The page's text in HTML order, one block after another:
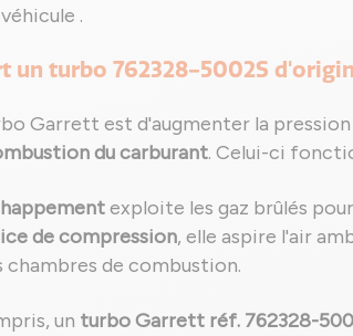
.
un turbo 762328-5002S
Garrett est d'augmenter la
du carburant. Celui-ci
exploite les gaz brûlés
de compression, elle aspire l'air
chambres de combustion.
un turbo Garrett réf. 762328-